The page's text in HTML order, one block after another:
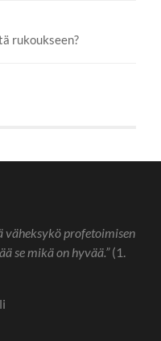
rukoukseen?
väheksykö profetoimisen
se mikä on hyvää.”(1.